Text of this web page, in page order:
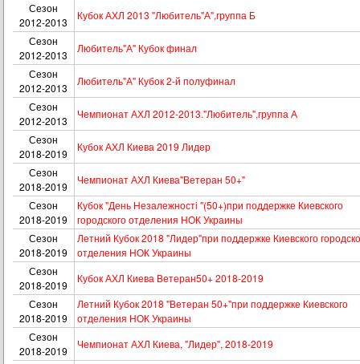
Сезон
2012-2013
Кубок АХЛ 2013 "Любитель"А",группа Б
Сезон
2012-2013
Любитель"А" Кубок финал
Сезон
2012-2013
Любитель"А" Кубок 2-й полуфинал
Сезон
2012-2013
Чемпионат АХЛ 2012-2013."Любитель",группа А
Сезон
2018-2019
Кубок АХЛ Киева 2019 Лидер
Сезон
2018-2019
Чемпионат АХЛ Киева"Ветеран 50+"
Сезон
2018-2019
Кубок "День Незалежностi "(50+)при поддержке Киевского
городского отделения НОК Украины
Сезон
2018-2019
Летний Кубок 2018 "Лидер"при поддержке Киевского
отделения НОК Украины
Сезон
2018-2019
Кубок АХЛ Киева Ветеран50+ 2018-2019
Сезон
2018-2019
Летний Кубок 2018 "Ветеран 50+"при поддержке Киевского
отделения НОК Украины
Сезон
2018-2019
Чемпионат АХЛ Киева, "Лидер", 2018-2019